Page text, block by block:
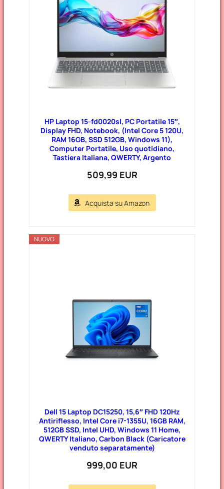
HP Laptop 15-fd0020sl, PC Portatile 15″,
Display FHD, Notebook, (Intel Core 5 120U,
RAM 16GB, SSD 512GB, Windows 11),
Computer Portatile, Uso quotidiano,
Tastiera Italiana, QWERTY, Argento
509,99 EUR
Acquista su Amazon
NUOVO
Dell 15 Laptop DC15250, 15,6″ FHD 120Hz
Antiriflesso, Intel Core i7-1355U, 16GB RAM,
512GB SSD, Intel UHD, Windows 11 Home,
QWERTY Italiano, Carbon Black (Caricatore
venduto separatamente)
999,00 EUR